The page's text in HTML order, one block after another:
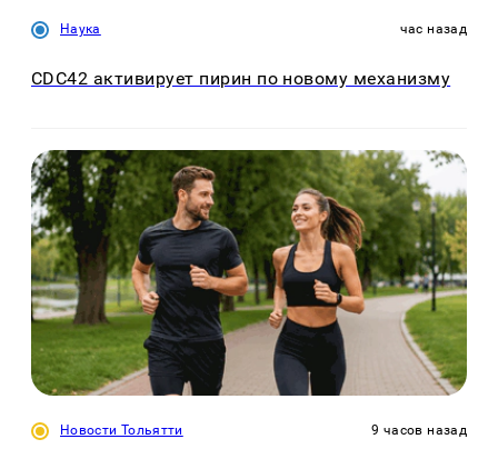
Наука час назад
CDC42 активирует пирин по новому механизму
Новости Тольятти 9 часов назад